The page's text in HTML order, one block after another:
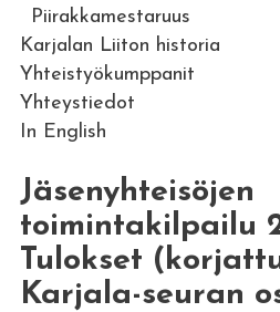
Piirakkamestaruus
Karjalan Liiton historia
Yhteistyökumppanit
Yhteystiedot
In English
Jäsenyhteisöjen
toimintakilpailu
Tulokset
Karjala-seuran